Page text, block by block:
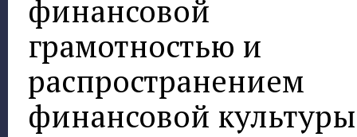
финансовой
грамотностью и
распространением
финансовой